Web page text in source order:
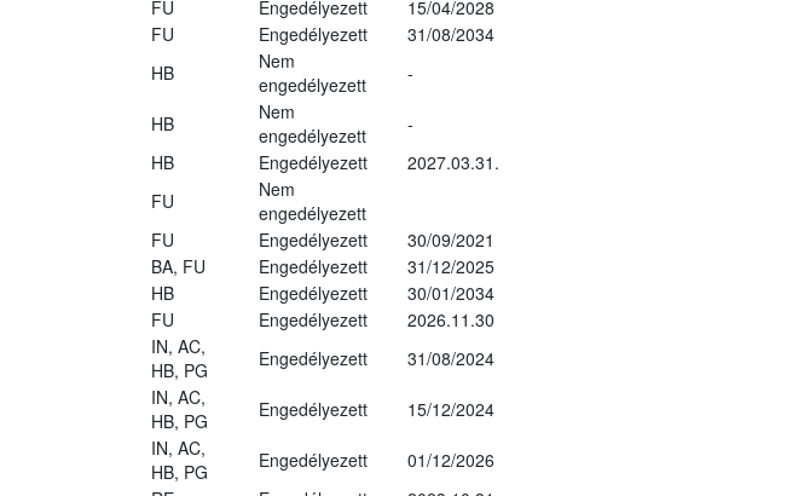
FU Engedélyezett
15/04/2028
FU Engedélyezett
31/08/2034
HB
Nem
engedélyezett
-
HB
Nem
engedélyezett
-
HB Engedélyezett
2027.03.31.
FU
Nem
engedélyezett
FU Engedélyezett
30/09/2021
BA, FU Engedélyezett
31/12/2025
HB Engedélyezett
30/01/2034
FU Engedélyezett
2026.11.30
IN, AC,
HB, PG
Engedélyezett 31/08/2024
IN, AC,
HB, PG
Engedélyezett 15/12/2024
IN, AC,
HB, PG
Engedélyezett
01/12/2026